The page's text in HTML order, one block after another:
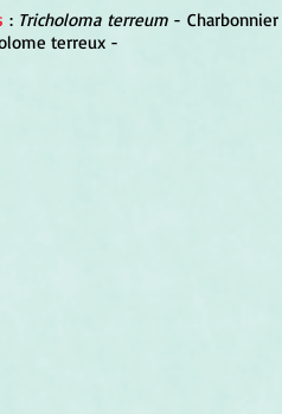
: Tricholoma terreum -
terreux -